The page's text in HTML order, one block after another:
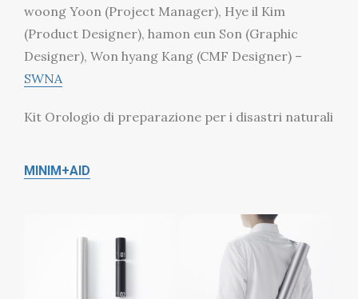
woong Yoon (Project Manager), Hye il Kim
(Product Designer), hamon eun Son (Graphic
Designer), Won hyang Kang (CMF Designer) –
SWNA
Kit Orologio di preparazione per i disastri naturali
MINIM+AID